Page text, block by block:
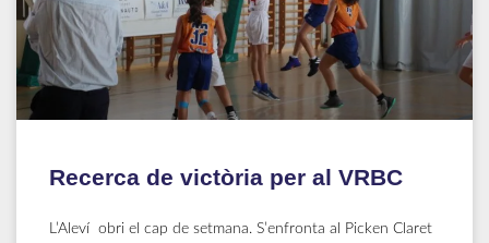
Recerca de victòria per al VRBC
L’Aleví obri el cap de setmana. S’enfronta al Picken Claret